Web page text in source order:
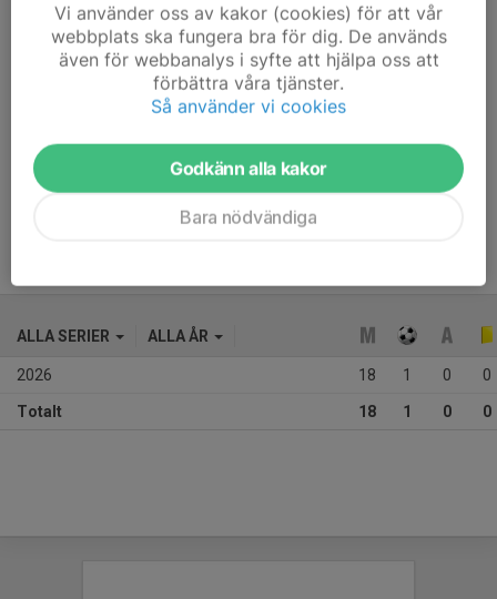
Tidigare klubbar
Karlbergs BK, Nordic United, Arameisk-
Syrianska IF
Ludvig är en rejäl försvarsspelare som även behärskar
rollen som 6:a. Han kommer spetsa till konkurrensen i
truppen på ett bra sätt, säger Nyköpings BIS tränare Edis
ALLA SERIER ALLA ÅR
2026 18 1 0 0
Totalt 18 1 0 0
Vi använder oss av kakor (cookies) för att vår
webbplats ska fungera bra för dig. De används
även för webbanalys i syfte att hjälpa oss att
förbättra våra tjänster.
Så använder vi cookies
Godkänn alla kakor
Bara nödvändiga